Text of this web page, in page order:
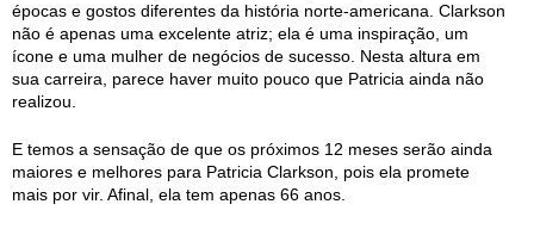
épocas e gostos diferentes da história norte-americana. Clarkson
não é apenas uma excelente atriz; ela é uma inspiração, um
ícone e uma mulher de negócios de sucesso. Nesta altura em
sua carreira, parece haver muito pouco que Patricia ainda não
realizou.
E temos a sensação de que os próximos 12 meses serão ainda
maiores e melhores para Patricia Clarkson, pois ela promete
mais por vir. Afinal, ela tem apenas 66 anos.